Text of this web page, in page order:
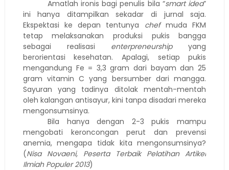
Amatlah ironis bagi penulis bila “smart idea”
ini hanya ditampilkan sekadar di jurnal saja.
Ekspektasi ke depan tentunya chefmuda FKM
tetap melaksanakan produksi pukis bangga
sebagai realisasi enterpreneurshipyang
berorientasi kesehatan. Apalagi, setiap pukis
mengandung Fe = 3,3 gram dari bayam dan 25
gram vitamin C yang bersumber dari mangga.
Sayuran yang tadinya ditolak mentah-mentah
oleh kalangan antisayur, kini tanpa disadari mereka
mengonsumsinya.
Bila hanya dengan 2-3 pukis mampu
mengobati keroncongan perut dan prevensi
anemia, mengapa tidak kita mengonsumsinya?
(Nisa Novaeni, Peserta Terbaik Pelatihan Artikel
Ilmiah Populer 2013)